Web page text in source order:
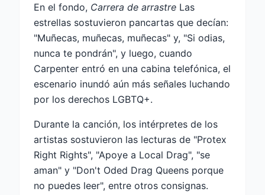
En el fondo, Carrera de arrastre Las
estrellas sostuvieron pancartas que decían:
"Muñecas, muñecas, muñecas" y, "Si odias,
nunca te pondrán", y luego, cuando
Carpenter entró en una cabina telefónica, el
escenario inundó aún más señales luchando
por los derechos LGBTQ+.
Durante la canción, los intérpretes de los
artistas sostuvieron las lecturas de "Protex
Right Rights", "Apoye a Local Drag", "se
aman" y "Don't Oded Drag Queens porque
no puedes leer", entre otros consignas.